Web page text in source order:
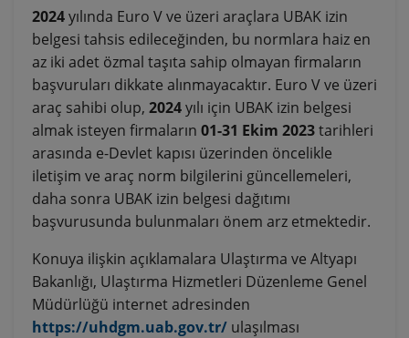
2024yılında Euro V ve üzeri araçlara UBAK izin
belgesi tahsis edileceğinden, bu normlara haiz en
az iki adet özmal taşıta sahip olmayan firmaların
başvuruları dikkate alınmayacaktır. Euro V ve üzeri
araç sahibi olup, 2024yılı için UBAK izin belgesi
almak isteyen firmaların 01-31 Ekim 2023tarihleri
arasında e-Devlet kapısı üzerinden öncelikle
iletişim ve araç norm bilgilerini güncellemeleri,
daha sonra UBAK izin belgesi dağıtımı
başvurusunda bulunmaları önem arz etmektedir.
Konuya ilişkin açıklamalara Ulaştırma ve Altyapı
Bakanlığı, Ulaştırma Hizmetleri Düzenleme Genel
Müdürlüğü internet adresinden
https://uhdgm.uab.gov.tr/ ulaşılması